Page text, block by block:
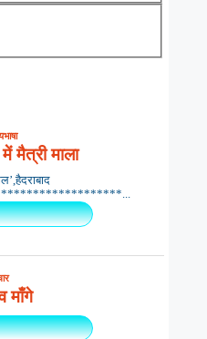
मैत्री माला
माँगे